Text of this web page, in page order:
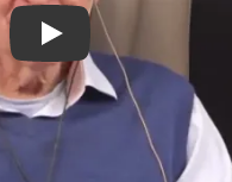
Play